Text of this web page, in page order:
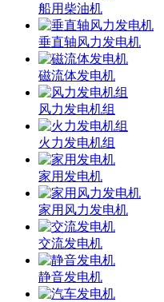
船用柴油机
垂直轴风力发电机
磁流体发电机
风力发电机组
火力发电机组
家用发电机
家用风力发电机
交流发电机
静音发电机